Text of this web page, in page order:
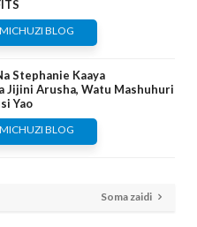
BLOG
Stephanie Kaaya
Jijini Arusha, Watu Mashuhuri
Yao
BLOG
Soma zaidi